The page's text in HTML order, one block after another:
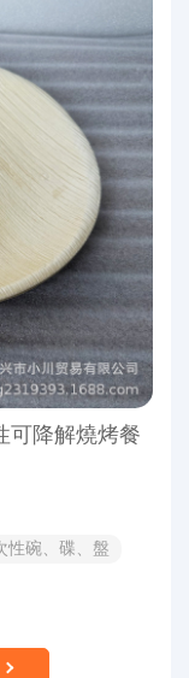
可降解燒烤餐
性碗、碟、盤